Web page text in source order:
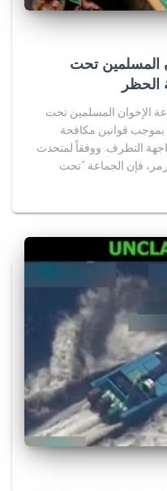
المسلمين تحت
الحظر
الإخوان المسلمين تحت
بموجب قوانين مكافحة
التطرف. ووفقاً لمتحدث
فإن الجماعة “تحت